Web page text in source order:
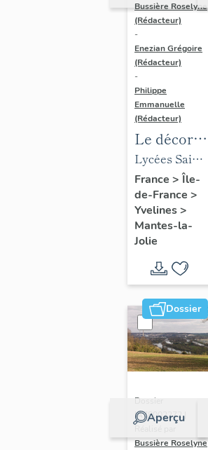
Bussière Roselyne
(Rédacteur)
-
Enezian Grégoire
(Rédacteur)
-
Philippe
Emmanuelle
(Rédacteur)
Le décor
des lycées
de Mantes
Lycées Saint-
Exupéry et
Jean Rostand
France > Île-
de-France >
Yvelines>
Mantes-la-
Jolie
Dossier
Aperçu
Dossier
IA78002272 |
Bussière Roselyne